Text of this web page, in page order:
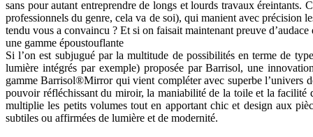
sans pour autant entreprendre de longs et lourds travaux éreintants.
professionnels du genre, cela va de soi), qui manient avec précision
tendu vous a convaincu ? Et si on faisait maintenant preuve
une gamme époustouflante
Si l’on est subjugué par la multitude de possibilités en terme de
lumière intégrés par exemple) proposée par Barrisol, une
gamme Barrisol®Mirror qui vient compléter avec superbe l’univers
pouvoir réfléchissant du miroir, la maniabilité de la toile et la facilité
multiplie les petits volumes tout en apportant chic et design aux
subtiles ou affirmées de lumière et de modernité.